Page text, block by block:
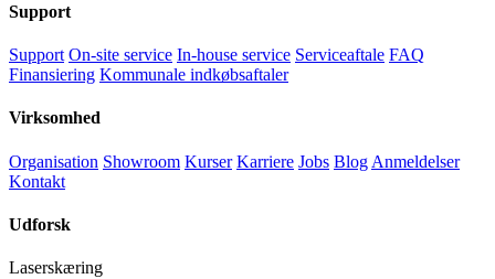
Support
Support On-site service In-house service Serviceaftale FAQ
Finansiering Kommunale indkøbsaftaler
Virksomhed
Organisation Showroom Kurser Karriere Jobs Blog Anmeldelser
Kontakt
Udforsk
Laserskæring